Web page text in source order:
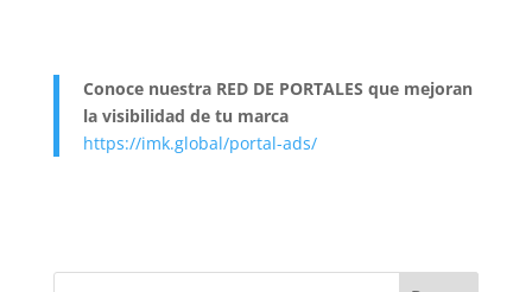
Conoce nuestra RED DE PORTALES que mejoran
la visibilidad de tu marca
https://imk.global/portal-ads/